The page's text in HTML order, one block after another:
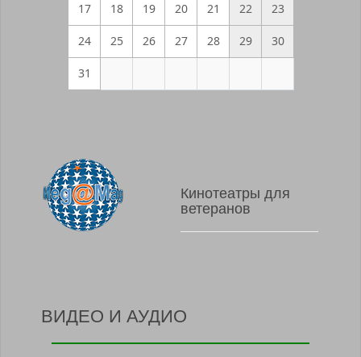
17 18 19 20 21 22 23
24 25 26 27 28 29 30
31
Кинотеатры для
ветеранов
ВИДЕО И АУДИО